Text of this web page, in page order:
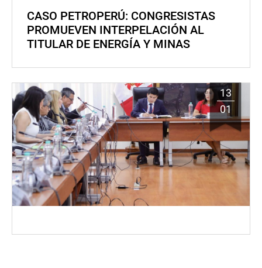
CASO PETROPERÚ: CONGRESISTAS
PROMUEVEN INTERPELACIÓN AL
TITULAR DE ENERGÍA Y MINAS
13
01